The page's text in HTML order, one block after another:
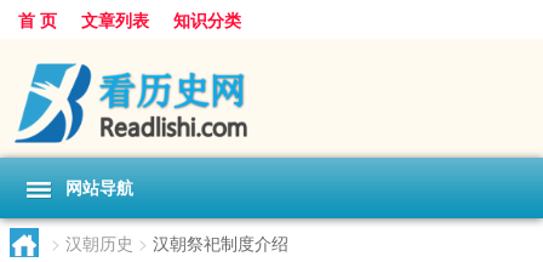
首 页 文章列表 知识分类
网站导航
> 汉朝历史 > 汉朝祭祀制度介绍